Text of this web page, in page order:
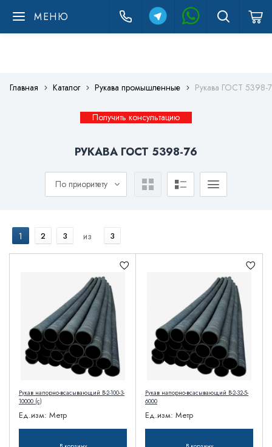
МЕНЮ
Главная Каталог Рукава промышленные Рукава ГОСТ 5398-
Получить консультацию
РУКАВА ГОСТ 5398-76
По приоритету
1 2 3 из 3
Рукав напорно-всасывающий В-2-100-3-
10000 (с)
Ед.изм: Метр
Рукав напорно-всасывающий В-2-32-5-
6000
Ед.изм: Метр